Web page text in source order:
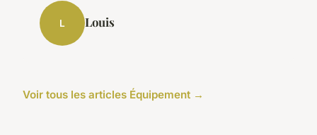
L Louis
Voir tous les articles Équipement →